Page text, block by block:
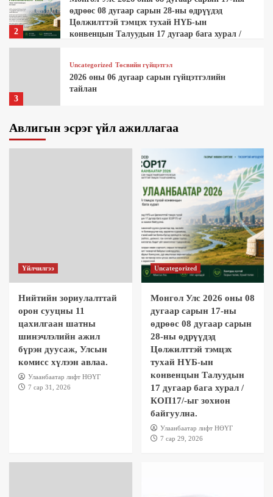
2
өдрөөс 08 дугаар сарын 28-ны өдрүүдэд
Цөлжилттэй тэмцэх тухай НҮБ-ын
конвенцын Талуудын 17 дугаар бага хурал /
3
Uncategorized Төсвийн гүйцэтгэл
2026 оны 06 дугаар сарын гүйцэтгэлийн
тайлан
Улаанбаатар хотын цаг үеийн мэдээ
үйлчилгээг нэг дороос авах боломж бүрдлээ.
“Үндэсний их баяр наадам”-ыг угтан
Улаанбаатар хотын гүүрэн гарцын
цахилгаан шатанд бүрэн цэвэрлэгээ, техник
Нийтийн зориулалттай орон сууцны 11
цахилгаан шатны шинэчлэлийн ажил бүрэн
дуусаж, Улсын комисс хүлээн авлаа.
Uncategorized
Монгол Улс 2026 оны 08 дугаар сарын 17-ны
өдрөөс 08 дугаар сарын 28-ны өдрүүдэд
Цөлжилттэй тэмцэх тухай НҮБ-ын
конвенцын Талуудын 17 дугаар бага хурал /
КОП17/-ыг зохион байгуулна.
Төсвийн гүйцэтгэл
2026 оны 06 дугаар сарын гүйцэтгэлийн
Авлигын эсрэг үйл ажиллагаа
Үйлчилгээ
Нийтийн зориулалттай
орон сууцны 11
цахилгаан шатны
шинэчлэлийн ажил
бүрэн дуусаж, Улсын
комисс хүлээн авлаа.
Улаанбаатар лифт НӨҮГ
7 сар 31, 2026
Uncategorized
Монгол Улс 2026 оны 08
дугаар сарын 17-ны
өдрөөс 08 дугаар сарын
28-ны өдрүүдэд
Цөлжилттэй тэмцэх
тухай НҮБ-ын
конвенцын Талуудын
17 дугаар бага хурал /
КОП17/-ыг зохион
байгуулна.
Улаанбаатар лифт НӨҮГ
7 сар 29, 2026